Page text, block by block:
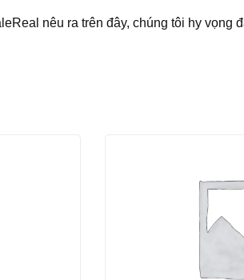
nêu ra trên đây, chúng tôi hy